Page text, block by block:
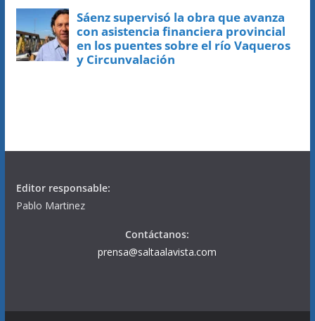
Editor responsable:
Pablo Martinez
Contáctanos:
prensa@saltaalavista.com